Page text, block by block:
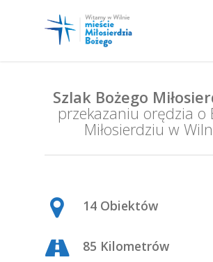
Szlak Bożego
przekazaniu orędzia o
Miłosierdziu w
14 Obiektów
85 Kilometrów